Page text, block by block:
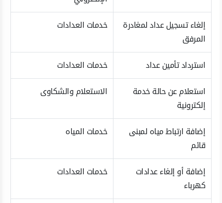
إلغاء تسجيل عداد لمغادرة
المرفق
خدمات العدادات
استرداد تأمين عداد
خدمات العدادات
استعلام عن حالة خدمة
إلكترونية
الاستعلام والشكاوى
إضافة ارتباط مياه لمبنى
قائم
خدمات المياه
إضافة أو إلغاء عدادات
كهرباء
خدمات العدادات